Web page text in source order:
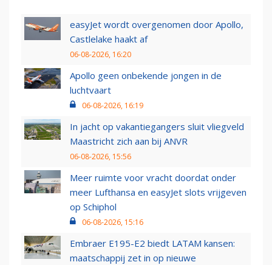
easyJet wordt overgenomen door Apollo,
Castlelake haakt af
06-08-2026, 16:20
Apollo geen onbekende jongen in de
luchtvaart
06-08-2026, 16:19
In jacht op vakantiegangers sluit vliegveld
Maastricht zich aan bij ANVR
06-08-2026, 15:56
Meer ruimte voor vracht doordat onder
meer Lufthansa en easyJet slots vrijgeven
op Schiphol
06-08-2026, 15:16
Embraer E195-E2 biedt LATAM kansen:
maatschappij zet in op nieuwe